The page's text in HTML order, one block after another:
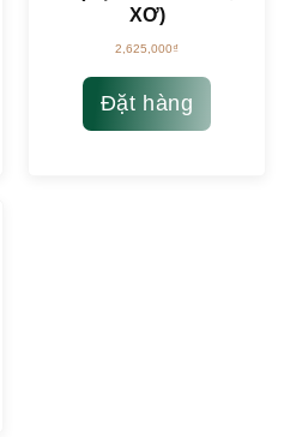
XƠ)
2,625,000₫
Đặt hàng